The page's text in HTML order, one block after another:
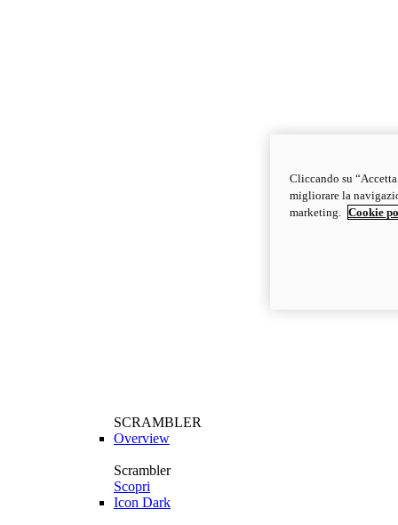
SCRAMBLER
Overview
Scrambler
Scopri
Icon Dark
Cliccando su
migliorare la
marketing.
Cookie